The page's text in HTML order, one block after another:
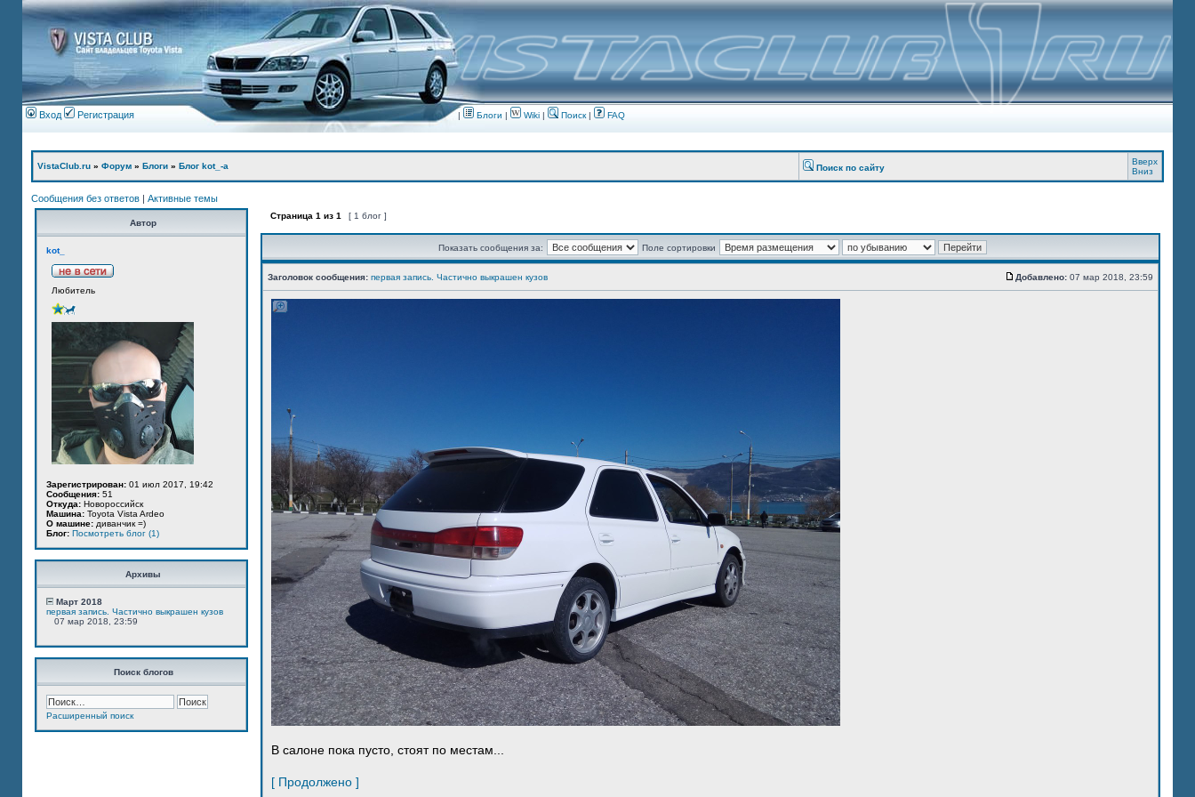
Вход Регистрация | Блоги | Wiki | Поиск| FAQ
VistaClub.ru » Форум » Блоги » Блог kot_-а Поиск по сайту
Вверх
Вниз
Сообщения без ответов | Активные темы
Автор
kot_
Любитель
Зарегистрирован: 01 июл 2017, 19:42
Сообщения: 51
Откуда: Новороссийск
Машина: Toyota Vista Ardeo
О машине: диванчик =)
Блог: Посмотреть блог (1)
Архивы
Март 2018
первая запись. Частично выкрашен кузов
07 мар 2018, 23:59
Поиск блогов
Расширенный поиск
Страница 1 из 1 [ 1 блог ]
Показать сообщения за: Поле сортировки
Заголовок сообщения: первая запись. Частично выкрашен кузов Добавлено: 07 мар 2018, 23:59
В салоне пока пусто, стоят по местам...
[ Продолжено ]